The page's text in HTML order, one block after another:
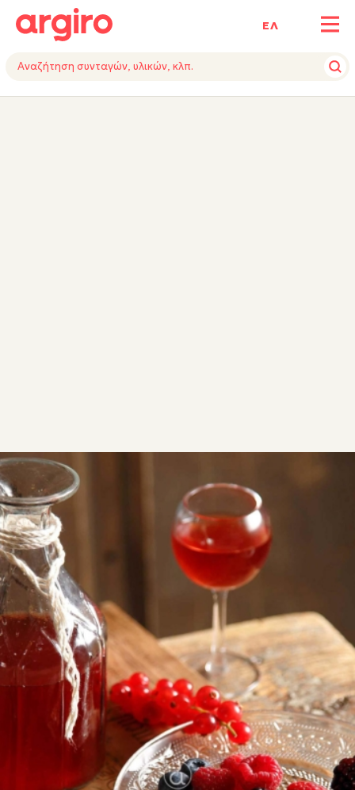
ΕΛ
ΥΛΙΚΑΕΚΤΕΛΕΣΗ
ΡΟΦΗΜΑΤΑ - ΠΟΤΑ
Λικέρ φρούτα του δάσους με
άρωμα πορτοκαλιού
Λικέρ φρούτα του δάσους με άρωμα πορτοκαλιού,
σερβίρετέ το μετά από ένα τραπέζι για να αφήσετε
την καλύτερη γεύση στους καλεσμένους σας! Ιδανικό
συνοδευτικό για το επιδόρπιο σας αλλά και
χωνευτικό.
Εύκολη 0:20
2 - βάζα 10 λεπτά 10 λεπτά